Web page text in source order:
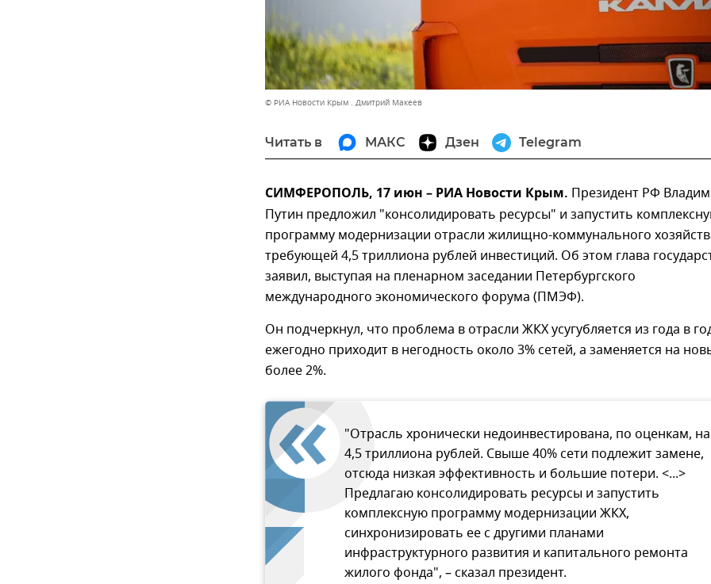
© РИА Новости Крым . Дмитрий Макеев
Читать в МАКС Дзен Telegram
СИМФЕРОПОЛЬ, 17 июн – РИА Новости Крым. Президент РФ
Путин предложил "консолидировать ресурсы" и запустить
программу модернизации отрасли жилищно-коммунального
требующей 4,5 триллиона рублей инвестиций. Об этом глава
заявил, выступая на пленарном заседании Петербургского
международного экономического форума (ПМЭФ).
Он подчеркнул, что проблема в отрасли ЖКХ усугубляется из года в
ежегодно приходит в негодность около 3% сетей, а заменяется на
более 2%.
"Отрасль хронически недоинвестирована, по оценкам, на
4,5 триллиона рублей. Свыше 40% сети подлежит замене,
отсюда низкая эффективность и большие потери. <...>
Предлагаю консолидировать ресурсы и запустить
комплексную программу модернизации ЖКХ,
синхронизировать ее с другими планами
инфраструктурного развития и капитального ремонта
жилого фонда", – сказал президент.